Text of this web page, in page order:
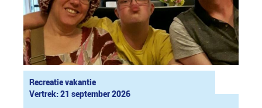
Recreatie vakantie
Vertrek: 21 september 2026